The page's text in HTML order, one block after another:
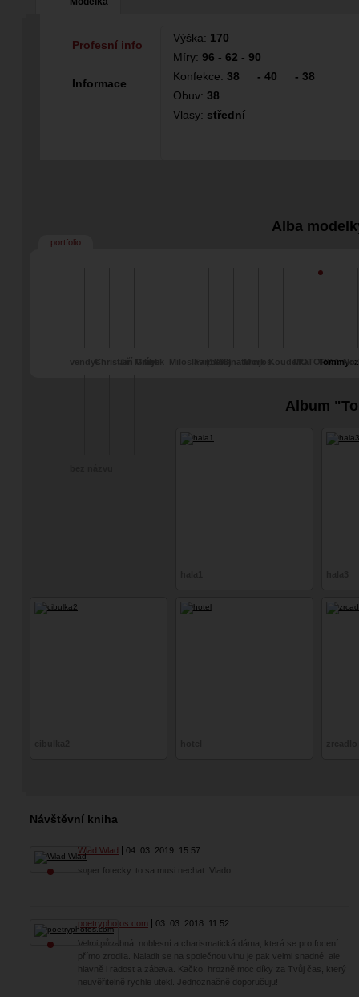
Výška: 170
Míry: 96 - 62 - 90
Konfekce: 38 - 40 - 38
Obuv: 38
Vlasy: střední
Profesní info
Informace
Alba
portfolio
MOTORKA
Album
Návštěvní kniha
Wlad Wlad 04. 03. 2019 15:57
super fotecky. to sa musi nechat. Vlado
poetryphotos.com 03. 03. 2018 11:52
Velmi půvabná, noblesní a charismatická dáma, která se pro focení
přímo zrodila. Naladit se na společnou vlnu je pak velmi snadné, ale
hlavně i radost a zábava. Kačko, hrozně moc díky za Tvůj čas, který
neuvěřitelně rychle utekl. Jednoznačně doporučuju!